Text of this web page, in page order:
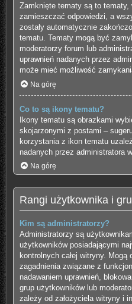
Zamknięte tematy są to
zamieszczać odpowiedzi, a
zostały automatycznie
tematu. Tematy mogą być
moderatorzy forum lub
uprawnień nadanych przez
może mieć możliwość
Na górę
Co to są ikony tematu?
Ikony tematu są obrazkami
skojarzonymi z postami –
korzystania z ikon tematu
nadanych przez administratora
Na górę
Rangi użytkownika i
Kim są administratorzy?
Administratorzy są
użytkowników posiadającymi
kontrolnych całej witryny.
zagadnienia związane z
nadawaniem uprawnień,
grup użytkowników lub
zależy od założyciela witryny i